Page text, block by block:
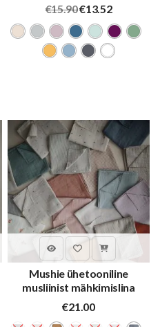
€15.90Algne
hind
oli:
€15.90.
€13.52Praegune
hind
on:
€13.52.
Mushie ühetooniline
musliinist mähkimislina
€21.00